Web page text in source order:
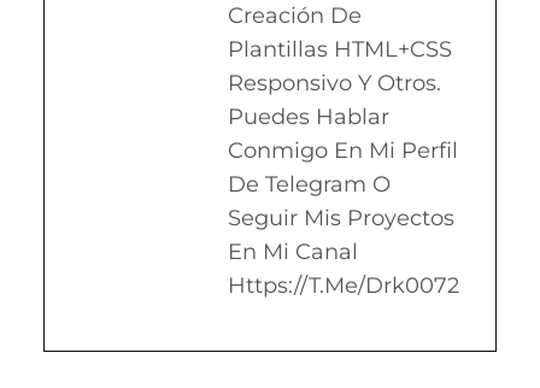
Creación De
Plantillas HTML+CSS
Responsivo Y Otros.
Puedes Hablar
Conmigo En Mi Perfil
De Telegram O
Seguir Mis Proyectos
En Mi Canal
Https://t.me/drk0072